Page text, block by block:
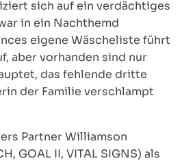
sich auf ein verdächtiges
in ein Nachthemd
eigene Wäscheliste führt
aber vorhanden sind nur
das fehlende dritte
der Familie verschlampt
Partner Williamson
GOAL II, VITAL SIGNS) als